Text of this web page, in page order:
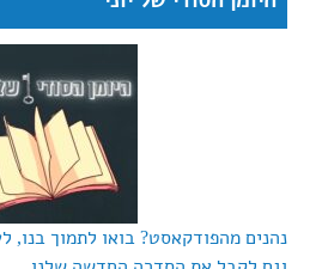
נהנים מהפודקאסט? בואו לתמוך בנו,